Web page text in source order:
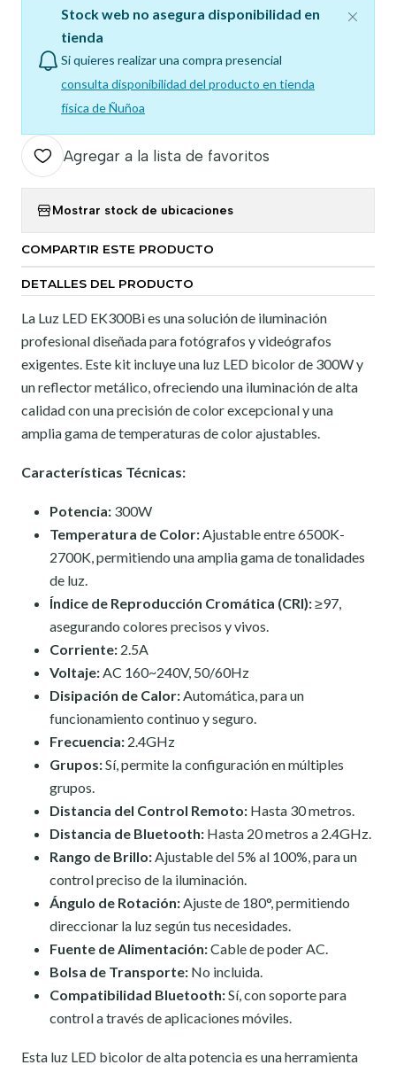
Stock web no asegura disponibilidad en
tienda
Si quieres realizar una compra presencial
consulta disponibilidad del producto en tienda
física de Ñuñoa
Agregar a la lista de favoritos
Mostrar stock de ubicaciones
COMPARTIR ESTE PRODUCTO
DETALLES DEL PRODUCTO
La Luz LED EK300Bi es una solución de iluminación
profesional diseñada para fotógrafos y videógrafos
exigentes. Este kit incluye una luz LED bicolor de 300W y
un reflector metálico, ofreciendo una iluminación de alta
calidad con una precisión de color excepcional y una
amplia gama de temperaturas de color ajustables.
Características Técnicas:
Potencia: 300W
Temperatura de Color:Ajustable entre 6500K-
2700K, permitiendo una amplia gama de tonalidades
de luz.
Índice de Reproducción Cromática (CRI):≥97,
asegurando colores precisos y vivos.
Corriente: 2.5A
Voltaje:AC 160~240V, 50/60Hz
Disipación de Calor:Automática, para un
funcionamiento continuo y seguro.
Frecuencia: 2.4GHz
Grupos:Sí, permite la configuración en múltiples
grupos.
Distancia del Control Remoto: Hasta 30 metros.
Distancia de Bluetooth: Hasta 20 metros a 2.4GHz.
Rango de Brillo:Ajustable del 5% al 100%, para un
control preciso de la iluminación.
Ángulo de Rotación:Ajuste de 180°, permitiendo
direccionar la luz según tus necesidades.
Fuente de Alimentación:Cable de poder AC.
Bolsa de Transporte: No incluida.
Compatibilidad Bluetooth:Sí, con soporte para
control a través de aplicaciones móviles.
Esta luz LED bicolor de alta potencia es una herramienta